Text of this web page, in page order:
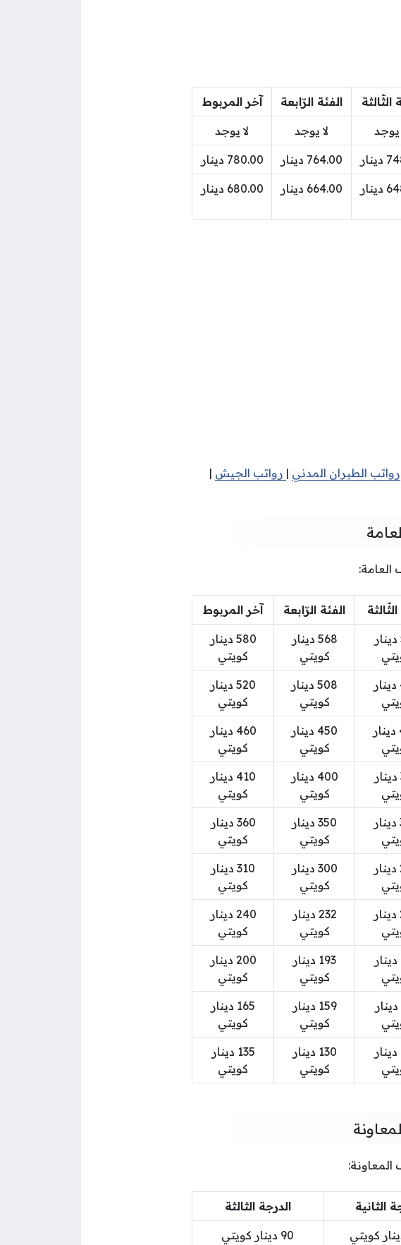
الثّالثة الفئة الرّابعة آخر المربوط
يوجد لا يوجد لا يوجد
764.00 دينار 780.00 دينار
664.00 دينار 680.00 دينار
رواتب الطيران المدني | رواتب الجيش |
العامة:
الفئة الرّابعة آخر المربوط
556 دينار
568 دينار
كويتي
580 دينار
كويتي
496 دينار
508 دينار
كويتي
520 دينار
كويتي
440 دينار
450 دينار
كويتي
460 دينار
كويتي
390 دينار
400 دينار
كويتي
410 دينار
كويتي
340 دينار
350 دينار
كويتي
360 دينار
كويتي
290 دينار
300 دينار
كويتي
310 دينار
كويتي
224 دينار
232 دينار
كويتي
240 دينار
كويتي
186 دينار
193 دينار
كويتي
200 دينار
كويتي
153 دينار
159 دينار
كويتي
165 دينار
كويتي
125 دينار
130 دينار
كويتي
135 دينار
كويتي
المعاونة:
الثانية الدرجة الثالثة
90 دينار كويتي‏